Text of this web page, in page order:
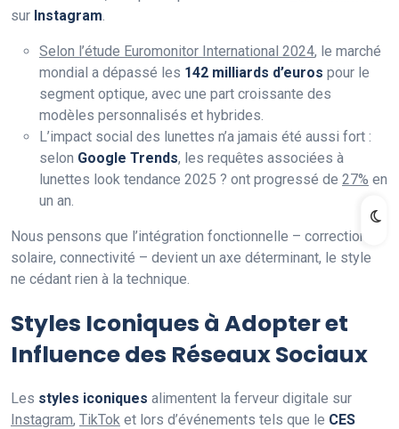
sur Instagram
Selon l’étude Euromonitor International 2024, le marché
mondial a dépassé les 142 milliards d’euros pour le
segment optique, avec une part croissante des
modèles personnalisés et hybrides.
L’impact social des lunettes n’a jamais été aussi fort :
selon Google Trends, les requêtes associées à
lunettes look tendance 2025 ? ont progressé de 27% en
un an.
Nous pensons que l’intégration fonctionnelle – correction,
solaire, connectivité – devient un axe déterminant, le style
ne cédant rien à la technique.
Styles Iconiques à Adopter et
Influence des Réseaux Sociaux
Les styles iconiques alimentent la ferveur digitale sur
Instagram, TikTok et lors d’événements tels que le CES